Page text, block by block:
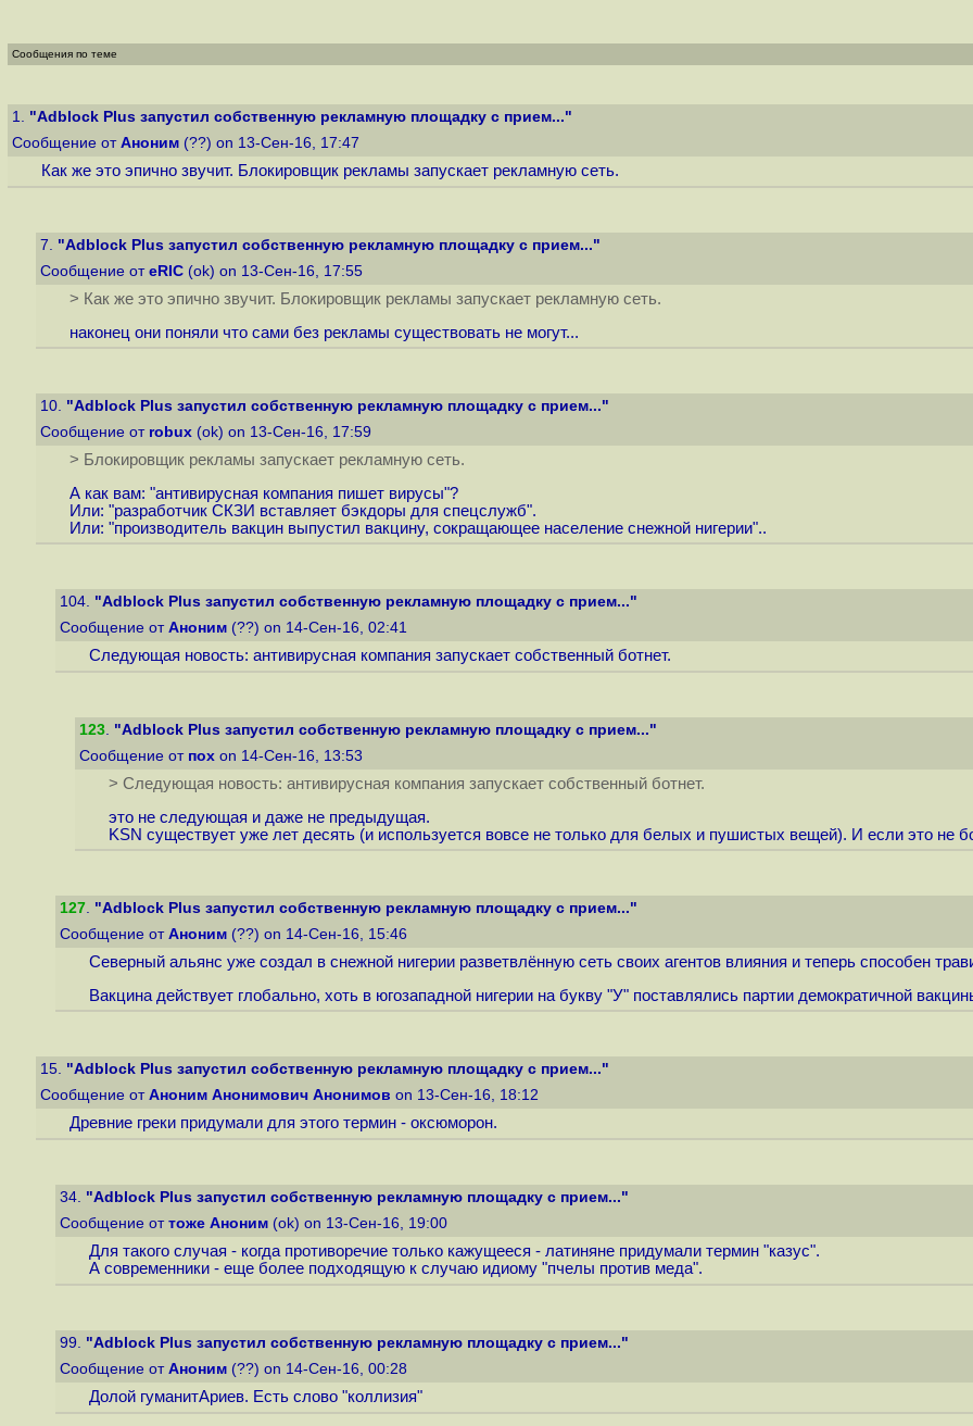
Сообщения по теме
1. "Adblock Plus запустил собственную рекламную площадку с прием..."
Сообщение от Аноним (??) on 13-Сен-16, 17:47
Как же это эпично звучит. Блокировщик рекламы запускает рекламную сеть.
7. "Adblock Plus запустил собственную рекламную площадку с прием..."
Сообщение от eRIC (ok) on 13-Сен-16, 17:55
> Как же это эпично звучит. Блокировщик рекламы запускает рекламную сеть.
наконец они поняли что сами без рекламы существовать не могут...
10. "Adblock Plus запустил собственную рекламную площадку с прием..."
Сообщение от robux (ok) on 13-Сен-16, 17:59
> Блокировщик рекламы запускает рекламную сеть.
А как вам: "антивирусная компания пишет вирусы"?
Или: "разработчик СКЗИ вставляет бэкдоры для спецслужб".
Или: "производитель вакцин выпустил вакцину, сокращающее население снежной нигерии"..
104. "Adblock Plus запустил собственную рекламную площадку с прием..."
Сообщение от Аноним (??) on 14-Сен-16, 02:41
Следующая новость: антивирусная компания запускает собственный ботнет.
123. "Adblock Plus запустил собственную рекламную площадку с прием..."
Сообщение от пох on 14-Сен-16, 13:53
> Следующая новость: антивирусная компания запускает собственный ботнет.
это не следующая и даже не предыдущая.
KSN существует уже лет десять (и используется вовсе не только для белых и пушистых вещей). И если это не
127. "Adblock Plus запустил собственную рекламную площадку с прием..."
Сообщение от Аноним (??) on 14-Сен-16, 15:46
Северный альянс уже создал в снежной нигерии разветвлённую сеть своих агентов влияния и теперь способен
Вакцина действует глобально, хоть в югозападной нигерии на букву "У" поставлялись партии демократичной
15. "Adblock Plus запустил собственную рекламную площадку с прием..."
Сообщение от Аноним Анонимович Анонимов on 13-Сен-16, 18:12
Древние греки придумали для этого термин - оксюморон.
34. "Adblock Plus запустил собственную рекламную площадку с прием..."
Сообщение от тоже Аноним (ok) on 13-Сен-16, 19:00
Для такого случая - когда противоречие только кажущееся - латиняне придумали термин "казус".
А современники - еще более подходящую к случаю идиому "пчелы против меда".
99. "Adblock Plus запустил собственную рекламную площадку с прием..."
Сообщение от Аноним (??) on 14-Сен-16, 00:28
Долой гуманитАриев. Есть слово "коллизия"